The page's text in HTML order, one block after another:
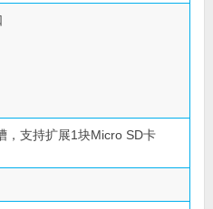
，支持扩展1块Micro SD卡